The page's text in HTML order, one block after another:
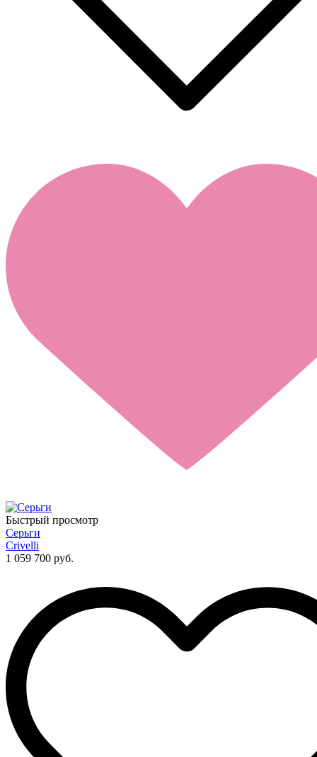
Быстрый просмотр
Серьги
Crivelli
1 059 700 руб.